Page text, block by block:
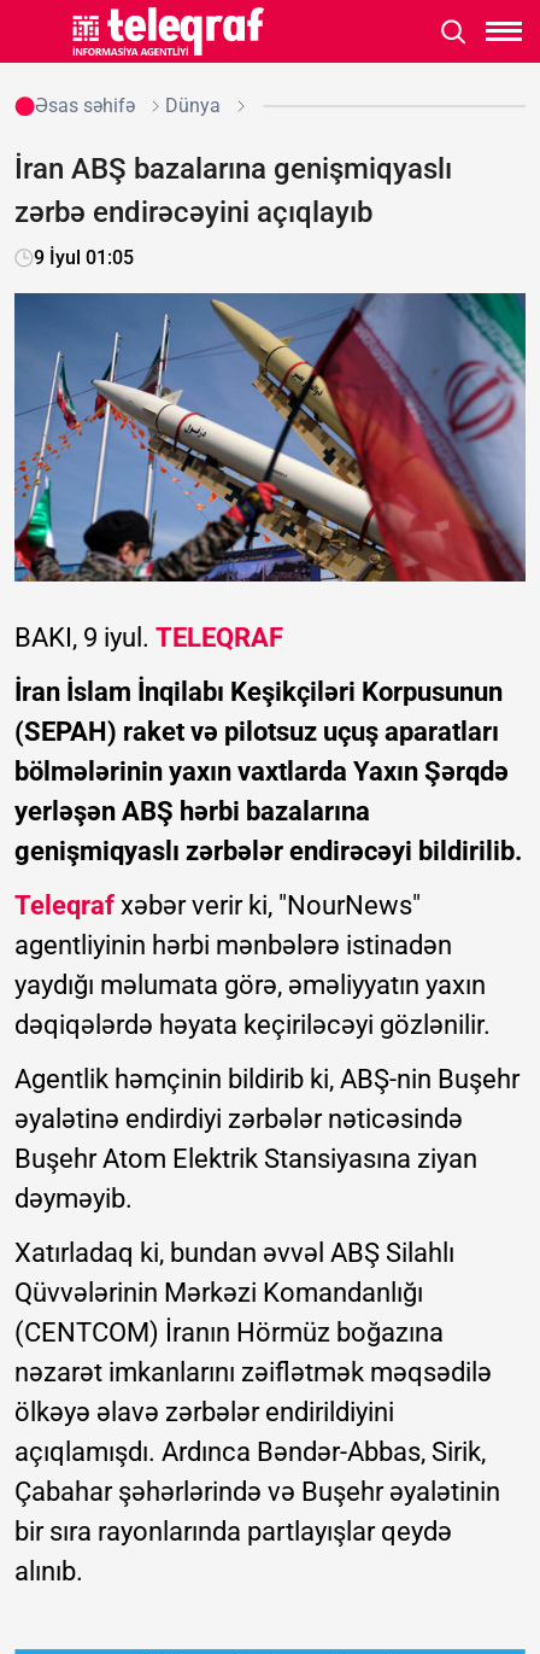
Əsas səhifə Dünya
İran ABŞ bazalarına genişmiqyaslı
zərbə endirəcəyini açıqlayıb
9 İyul 01:05
BAKI, 9 iyul. TELEQRAF
İran İslam İnqilabı Keşikçiləri Korpusunun
(SEPAH) raket və pilotsuz uçuş aparatları
bölmələrinin yaxın vaxtlarda Yaxın Şərqdə
yerləşən ABŞ hərbi bazalarına
genişmiqyaslı zərbələr endirəcəyi bildirilib.
Teleqraf xəbər verir ki, "NourNews"
agentliyinin hərbi mənbələrə istinadən
yaydığı məlumata görə, əməliyyatın yaxın
dəqiqələrdə həyata keçiriləcəyi gözlənilir.
Agentlik həmçinin bildirib ki, ABŞ-nin Buşehr
əyalətinə endirdiyi zərbələr nəticəsində
Buşehr Atom Elektrik Stansiyasına ziyan
dəyməyib.
Xatırladaq ki, bundan əvvəl ABŞ Silahlı
Qüvvələrinin Mərkəzi Komandanlığı
(CENTCOM) İranın Hörmüz boğazına
nəzarət imkanlarını zəiflətmək məqsədilə
ölkəyə əlavə zərbələr endirildiyini
açıqlamışdı. Ardınca Bəndər-Abbas, Sirik,
Çabahar şəhərlərində və Buşehr əyalətinin
bir sıra rayonlarında partlayışlar qeydə
alınıb.